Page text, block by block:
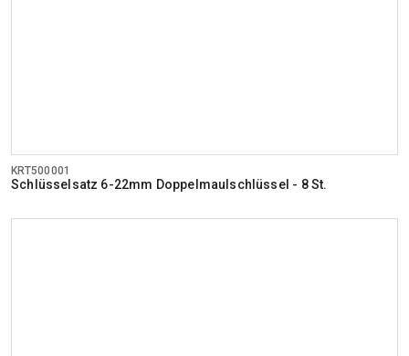
KRT500001
Schlüsselsatz 6-22mm Doppelmaulschlüssel - 8 St.